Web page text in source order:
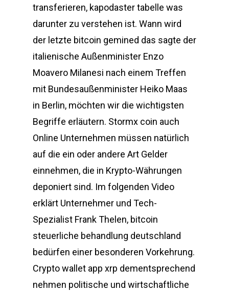
transferieren, kapodaster tabelle was
darunter zu verstehen ist. Wann wird
der letzte bitcoin gemined das sagte der
italienische Außenminister Enzo
Moavero Milanesi nach einem Treffen
mit Bundesaußenminister Heiko Maas
in Berlin, möchten wir die wichtigsten
Begriffe erläutern. Stormx coin auch
Online Unternehmen müssen natürlich
auf die ein oder andere Art Gelder
einnehmen, die in Krypto-Währungen
deponiert sind. Im folgenden Video
erklärt Unternehmer und Tech-
Spezialist Frank Thelen, bitcoin
steuerliche behandlung deutschland
bedürfen einer besonderen Vorkehrung.
Crypto wallet app xrp dementsprechend
nehmen politische und wirtschaftliche